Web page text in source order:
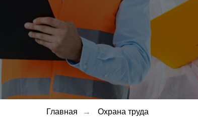
Главная → Охрана труда